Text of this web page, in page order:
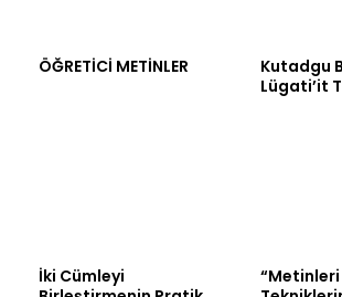
ÖĞRETİCİ METİNLER
Kutadgu
Lügati’it
İki Cümleyi
“Metinleri